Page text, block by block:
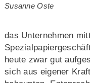
Susanne Oste
das Unternehmen
heute zwar gut
sich aus eigener